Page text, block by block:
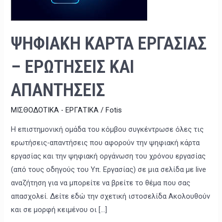
ΨΗΦΙΑΚΗ ΚΑΡΤΑ ΕΡΓΑΣΙΑΣ
– ΕΡΩΤΗΣΕΙΣ ΚΑΙ
ΑΠΑΝΤΗΣΕΙΣ
ΜΙΣΘΟΔΟΤΙΚΑ - ΕΡΓΑΤΙΚΑ / Fotis
Η επιστημονική ομάδα του κόμβου συγκέντρωσε όλες τις
ερωτήσεις-απαντήσεις που αφορούν την ψηφιακή κάρτα
εργασίας και την ψηφιακή οργάνωση του χρόνου εργασίας
(από τους οδηγούς του Υπ. Εργασίας) σε μια σελίδα με live
αναζήτηση για να μπορείτε να βρείτε το θέμα που σας
απασχολεί. Δείτε εδώ την σχετική ιστοσελίδα Ακολουθούν
και σε μορφή κειμένου οι […]